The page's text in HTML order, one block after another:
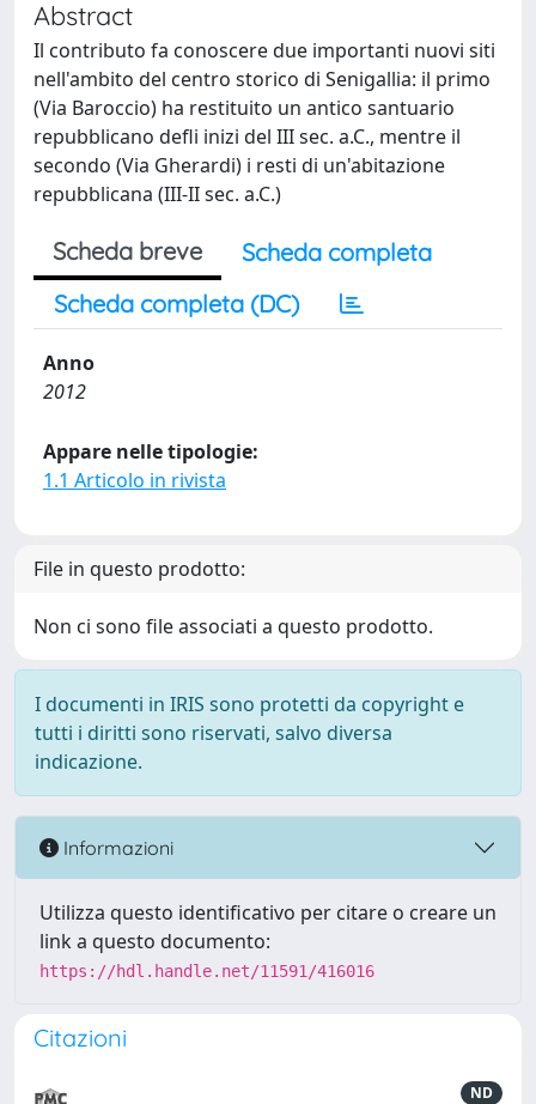
Abstract
Il contributo fa conoscere due importanti nuovi siti
nell'ambito del centro storico di Senigallia: il primo
(Via Baroccio) ha restituito un antico santuario
repubblicano defli inizi del III sec. a.C., mentre il
secondo (Via Gherardi) i resti di un'abitazione
repubblicana (III-II sec. a.C.)
Scheda breve
Scheda completa
Scheda completa (DC)
Anno
2012
Appare nelle tipologie:
1.1 Articolo in rivista
File in questo prodotto:
Non ci sono file associati a questo prodotto.
I documenti in IRIS sono protetti da copyright e
tutti i diritti sono riservati, salvo diversa
indicazione.
Informazioni
Utilizza questo identificativo per citare o creare un
link a questo documento:
https://hdl.handle.net/11591/416016
Citazioni
ND